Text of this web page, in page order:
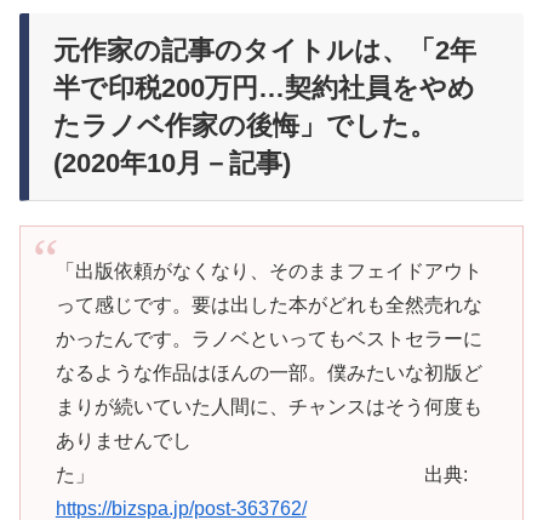
元作家の記事のタイトルは、「2年
半で印税200万円…契約社員をやめ
たラノベ作家の後悔」でした。
(2020年10月－記事)
「出版依頼がなくなり、そのままフェイドアウト
って感じです。要は出した本がどれも全然売れな
かったんです。ラノベといってもベストセラーに
なるような作品はほんの一部。僕みたいな初版ど
まりが続いていた人間に、チャンスはそう何度も
ありませんでし
た」 出典:
https://bizspa.jp/post-363762/